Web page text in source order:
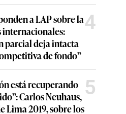
a LAP sobre la
internacionales:
parcial deja intacta
de fondo”
4
está recuperando
Carlos Neuhaus,
Lima 2019, sobre los
5